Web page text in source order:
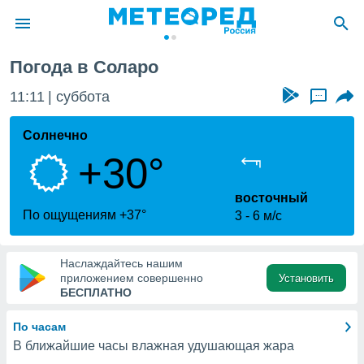
о
Вы можете
к этому
доступ
Погода в Соларо
11:11 суббота ...
Солнечно
+30°
По ощущениям +37°
восточный
3
6 м/с
Наслаждайтесь нашим
приложением совершенно
БЕСПЛАТНО
Установить
По часам
В ближайшие часы влажная удушающая жара